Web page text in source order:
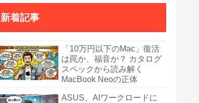
新着記事
「10万円以下のMac」復活
は罠か、福音か？ カタログ
スペックから読み解く
MacBook Neoの正体
ASUS、AIワークロードに